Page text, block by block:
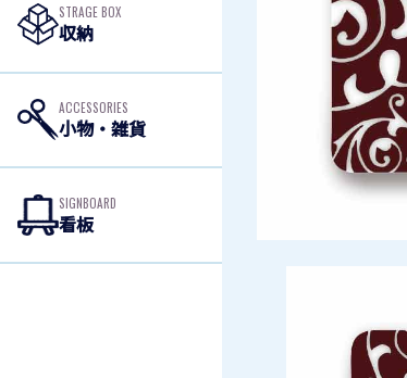
STRAGE BOX
収納
ACCESSORIES
小物・雑貨
SIGNBOARD
看板